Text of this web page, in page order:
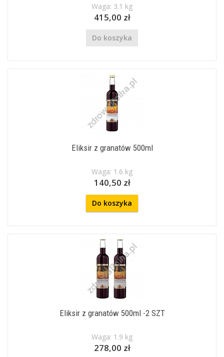
Waga: 3.1 kg
415,00 zł
Do koszyka
Eliksir z granatów 500ml
Waga: 1.6 kg
140,50 zł
Do koszyka
Eliksir z granatów 500ml -2 SZT
Waga: 1.9 kg
278,00 zł